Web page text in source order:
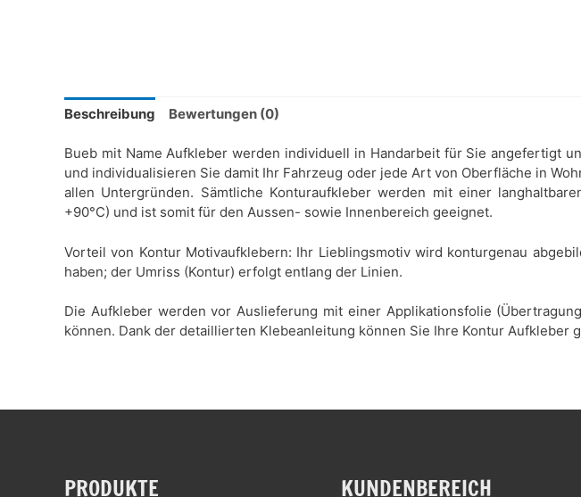
Beschreibung Bewertungen (0)
Bueb mit Name Aufkleber werden individuell in Handarbeit für Sie angefertigt
und individualisieren Sie damit Ihr Fahrzeug oder jede Art von Oberfläche in
allen Untergründen. Sämtliche Konturaufkleber werden mit einer
+90°C) und ist somit für den Aussen- sowie Innenbereich geeignet.
Vorteil von Kontur Motivaufklebern: Ihr Lieblingsmotiv wird konturgenau
haben; der Umriss (Kontur) erfolgt entlang der Linien.
Die Aufkleber werden vor Auslieferung mit einer Applikationsfolie
können. Dank der detaillierten Klebeanleitung können Sie Ihre Kontur Aufkleber
PRODUKTE KUNDENBEREICH